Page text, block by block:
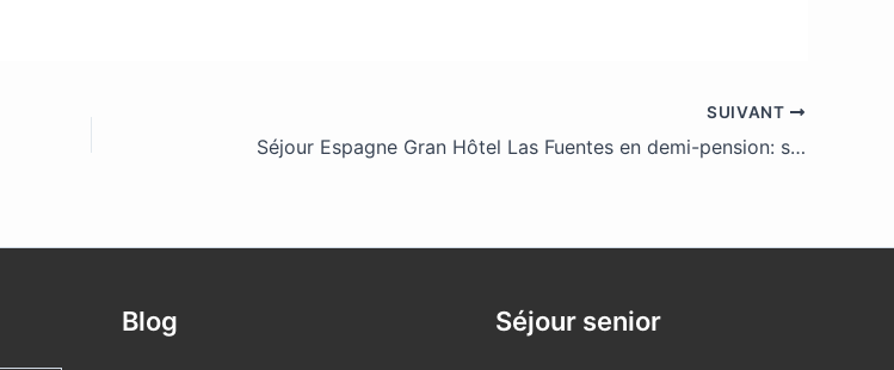
SUIVANT
Séjour Espagne Gran Hôtel Las Fuentes en demi-pension: senior + de 55 ans – 5 nuits
Blog Séjour senior